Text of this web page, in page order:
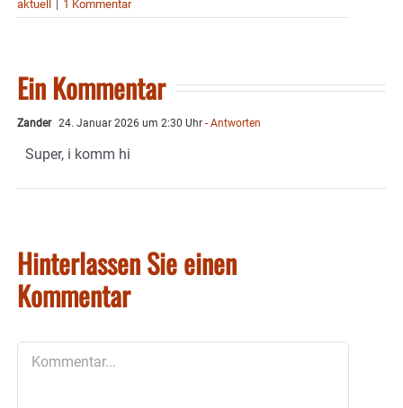
aktuell | 1 Kommentar
Ein Kommentar
Zander 24. Januar 2026 um 2:30 Uhr - Antworten
Super, i komm hi
Hinterlassen Sie einen
Kommentar